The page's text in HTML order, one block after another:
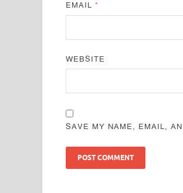
EMAIL*
WEBSITE
SAVE MY NAME, EMAIL,